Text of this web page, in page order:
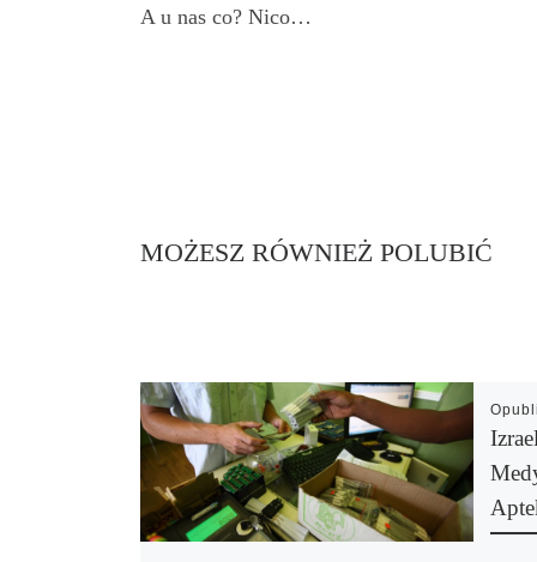
A u nas co? Nico…
MOŻESZ RÓWNIEŻ POLUBIĆ